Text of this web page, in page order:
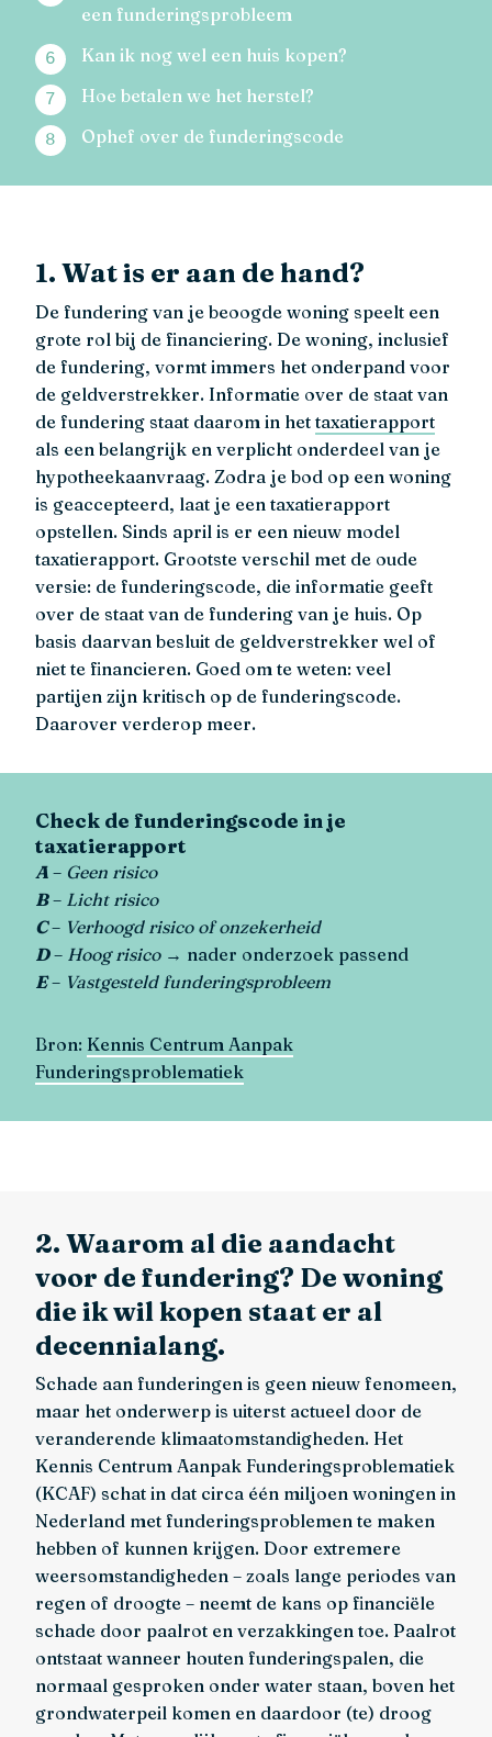
een funderingsprobleem
Kan ik nog wel een huis kopen?
Hoe betalen we het herstel?
Ophef over de funderingscode
1. Wat is er aan de hand?
De fundering van je beoogde woning speelt een
grote rol bij de financiering. De woning, inclusief
de fundering, vormt immers het onderpand voor
de geldverstrekker. Informatie over de staat van
de fundering staat daarom in het taxatierapport
als een belangrijk en verplicht onderdeel van je
hypotheekaanvraag. Zodra je bod op een woning
is geaccepteerd, laat je een taxatierapport
opstellen. Sinds april is er een nieuw model
taxatierapport. Grootste verschil met de oude
versie: de funderingscode, die informatie geeft
over de staat van de fundering van je huis. Op
basis daarvan besluit de geldverstrekker wel of
niet te financieren. Goed om te weten: veel
partijen zijn kritisch op de funderingscode.
Daarover verderop meer.
Check de funderingscode in je
taxatierapport
A – Geen risico
B– Licht risico
C– Verhoogd risico of onzekerheid
D– Hoog risico→ nader onderzoek passend
E– Vastgesteld funderingsprobleem
Bron: Kennis Centrum Aanpak
Funderingsproblematiek
2. Waarom al die aandacht
voor de fundering? De woning
die ik wil kopen staat er al
decennialang.
Schade aan funderingen is geen nieuw fenomeen,
maar het onderwerp is uiterst actueel door de
veranderende klimaatomstandigheden. Het
Kennis Centrum Aanpak Funderingsproblematiek
(KCAF) schat in dat circa één miljoen woningen in
Nederland met funderingsproblemen te maken
hebben of kunnen krijgen. Door extremere
weersomstandigheden – zoals lange periodes van
regen of droogte – neemt de kans op financiële
schade door paalrot en verzakkingen toe. Paalrot
ontstaat wanneer houten funderingspalen, die
normaal gesproken onder water staan, boven het
grondwaterpeil komen en daardoor (te) droog